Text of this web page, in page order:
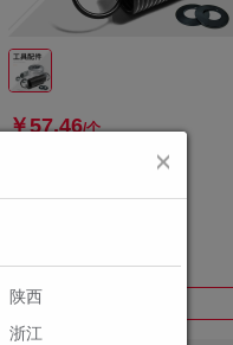
￥57.46/个
陕西
浙江